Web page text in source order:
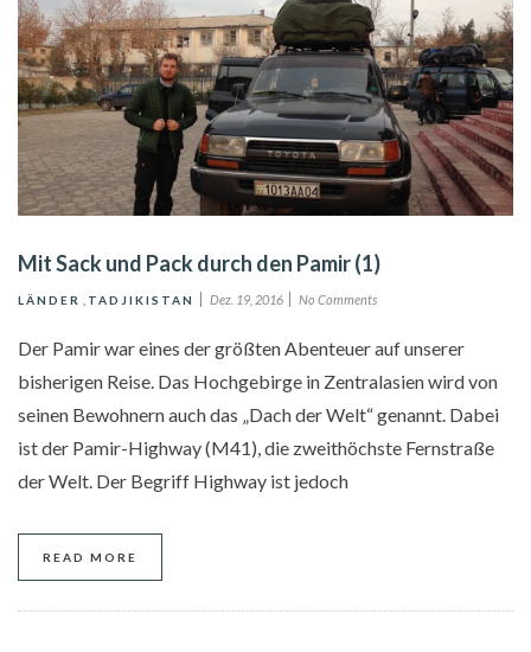
Mit Sack und Pack durch den Pamir (1)
LÄNDER TADJIKISTAN Dez. 19, 2016 No Comments
Der Pamir war eines der größten Abenteuer auf unserer
bisherigen Reise. Das Hochgebirge in Zentralasien wird von
seinen Bewohnern auch das „Dach der Welt“ genannt. Dabei
ist der Pamir-Highway (M41), die zweithöchste Fernstraße
der Welt. Der Begriff Highway ist jedoch
READ MORE